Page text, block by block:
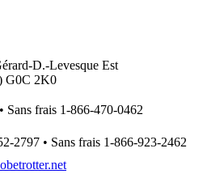
D.-Levesque Est
G0C 2K0
Sans frais 1-866-470-0462
2797 • Sans frais 1-866-923-2462